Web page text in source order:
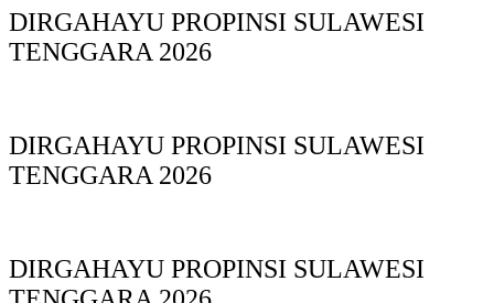
DIRGAHAYU PROPINSI SULAWESI
TENGGARA 2026
DIRGAHAYU PROPINSI SULAWESI
TENGGARA 2026
DIRGAHAYU PROPINSI SULAWESI